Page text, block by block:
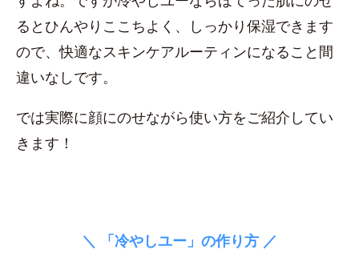
るとひんやりここちよく、しっかり保湿できます
ので、快適なスキンケアルーティンになること間
違いなしです。
では実際に顔にのせながら使い方をご紹介してい
きます！
＼ 「冷やしユー」の作り方 ／